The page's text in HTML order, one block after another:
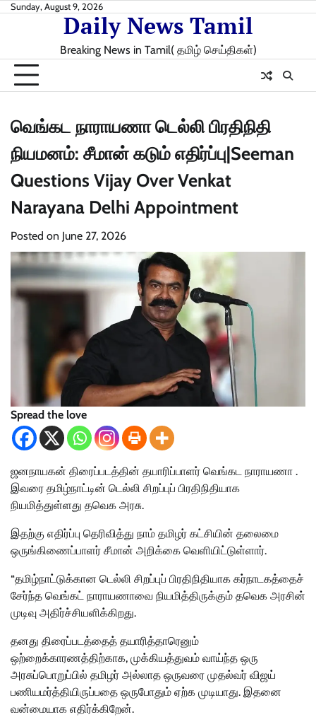
SkipSunday, August 9, 2026
Daily News Tamil
Breaking News in Tamil( தமிழ் செய்திகள்)
வெங்கட நாராயணா டெல்லி பிரதிநிதி
நியமனம்: சீமான் கடும் எதிர்ப்பு|Seeman
Questions Vijay Over Venkat
Narayana Delhi Appointment
Posted on June 27, 2026
Spread the love
ஜனநாயகன் திரைப்படத்தின் தயாரிப்பாளர் வெங்கட நாராயணா .
இவரை தமிழ்நாட்டின் டெல்லி சிறப்புப் பிரதிநிதியாக
நியமித்துள்ளது தவெக அரசு.
இதற்கு எதிர்ப்பு தெரிவித்து நாம் தமிழர் கட்சியின் தலைமை
ஒருங்கிணைப்பாளர் சீமான் அறிக்கை வெளியிட்டுள்ளார்.
“தமிழ்நாட்டுக்கான டெல்லி சிறப்புப் பிரதிநிதியாக கர்நாடகத்தைச்
சேர்ந்த வெங்கட் நாராயணாவை நியமித்திருக்கும் தவெக அரசின்
முடிவு அதிர்ச்சியளிக்கிறது.
தனது திரைப்படத்தைத் தயாரித்தாரெனும்
ஒற்றைக்காரணத்திற்காக, முக்கியத்துவம் வாய்ந்த ஒரு
அரசுப்பொறுப்பில் தமிழர் அல்லாத ஒருவரை முதல்வர் விஜய்
பணியமர்த்தியிருப்பதை ஒருபோதும் ஏற்க முடியாது. இதனை
வன்மையாக எதிர்க்கிறேன்.